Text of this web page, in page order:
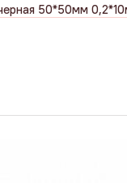
50*50мм